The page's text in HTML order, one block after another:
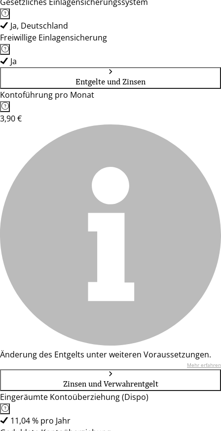
Ja, Deutschland
Freiwillige Einlagensicherung
Ja
Entgelte und Zinsen
Kontoführung pro Monat
3,90 €
Änderung des Entgelts unter weiteren Voraussetzungen.
Mehr erfahren
Zinsen und Verwahrentgelt
Eingeräumte Kontoüberziehung (Dispo)
11,04 % pro Jahr